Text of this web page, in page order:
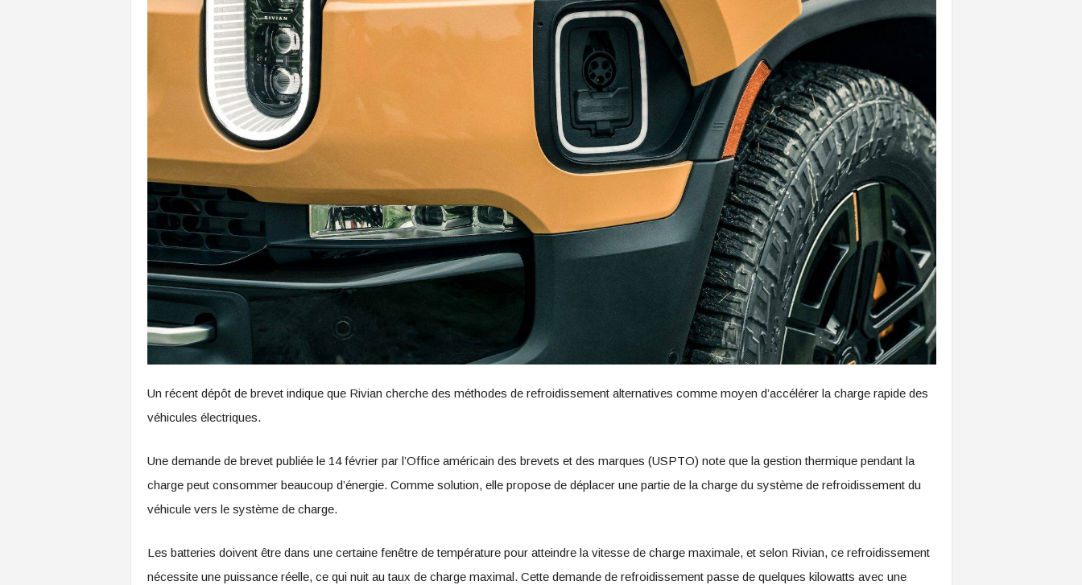
Un récent dépôt de brevet indique que Rivian cherche des méthodes de refroidissement alternatives comme moyen d’accélérer la charge rapide des
véhicules électriques.
Une demande de brevet publiée le 14 février par l’Office américain des brevets et des marques (USPTO) note que la gestion thermique pendant la
charge peut consommer beaucoup d’énergie. Comme solution, elle propose de déplacer une partie de la charge du système de refroidissement du
véhicule vers le système de charge.
Les batteries doivent être dans une certaine fenêtre de température pour atteindre la vitesse de charge maximale, et selon Rivian, ce refroidissement
nécessite une puissance réelle, ce qui nuit au taux de charge maximal. Cette demande de refroidissement passe de quelques kilowatts avec une